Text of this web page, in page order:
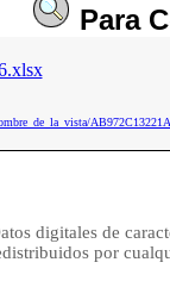
Para
digitales de
por